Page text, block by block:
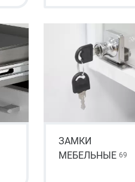
ЗАМКИ
МЕБЕЛЬНЫЕ 69